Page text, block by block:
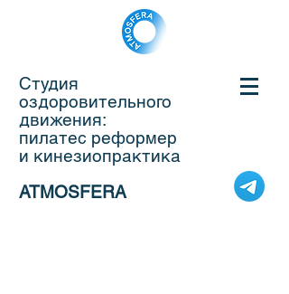
Студия
оздоровительного
движения:
пилатес реформер
и кинезиопрактика
ATMOSFERA